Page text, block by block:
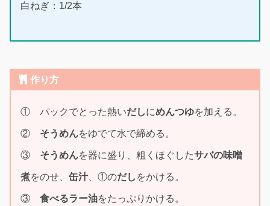
白ねぎ：1/2本
作り方
① パックでとった熱いだしにめんつゆを加える。
② そうめんをゆでて水で締める。
③ そうめんを器に盛り、粗くほぐしたサバの味噌
煮をのせ、 缶汁、①のだし をかける。
③ 食べるラー油をたっぷりかける。